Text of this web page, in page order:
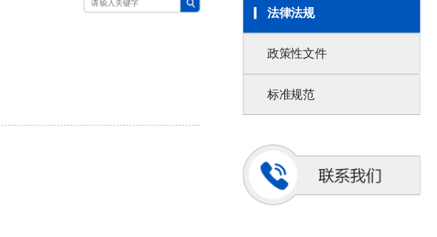
法律法规
政策性文件
标准规范